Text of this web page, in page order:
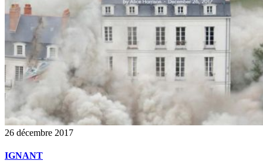
26 décembre 2017
IGNANT